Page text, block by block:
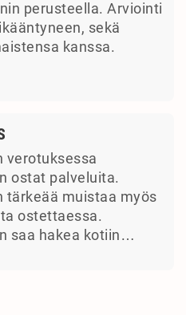
perusteella. Arviointi
sekä
kanssa.
verotuksessa
ostat palveluita.
tärkeää muistaa myös
ostettaessa.
saa hakea kotiin…